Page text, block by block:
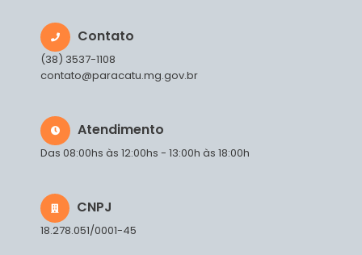
Contato
(38) 3537-1108
contato@paracatu.mg.gov.br
Atendimento
Das 08:00hs às 12:00hs - 13:00h às 18:00h
CNPJ
18.278.051/0001-45